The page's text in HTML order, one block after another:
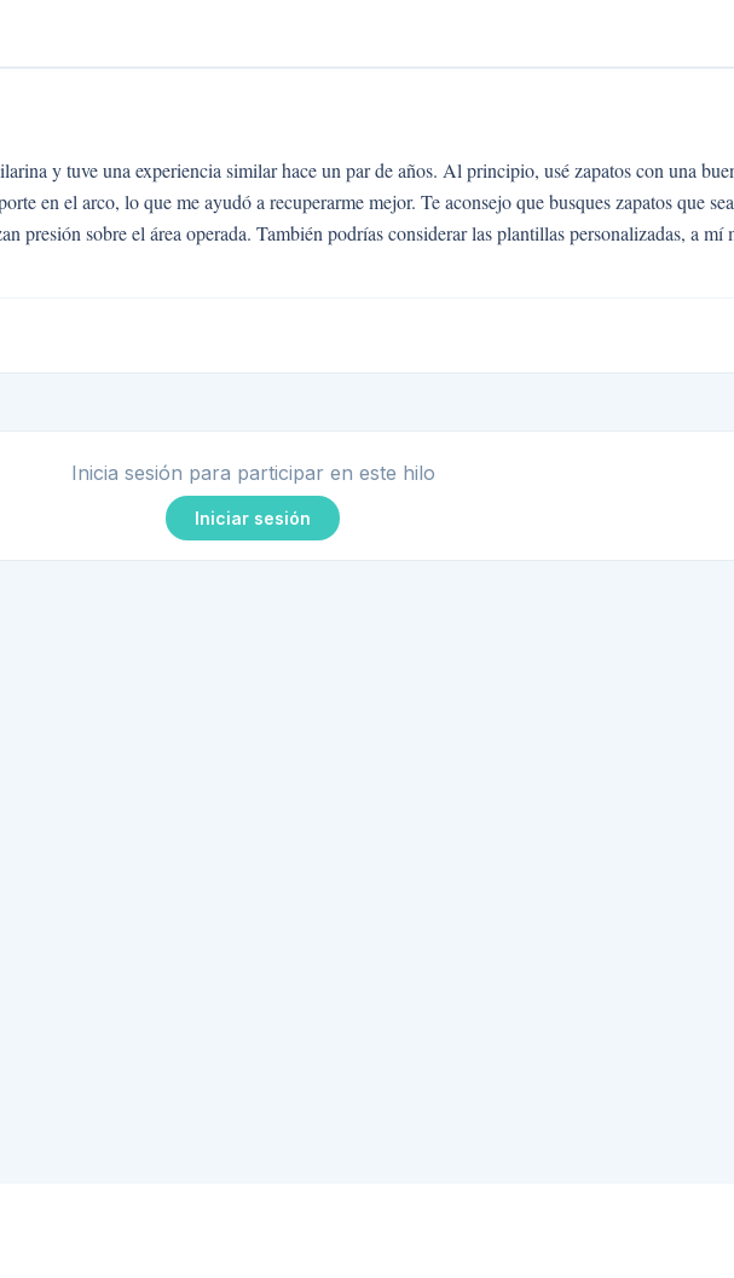
y tuve una experiencia similar hace un par de años. Al principio, usé zapatos con una
en el arco, lo que me ayudó a recuperarme mejor. Te aconsejo que busques zapatos que
presión sobre el área operada. También podrías considerar las plantillas personalizadas, a mí
Inicia sesión para participar en este hilo
Iniciar sesión